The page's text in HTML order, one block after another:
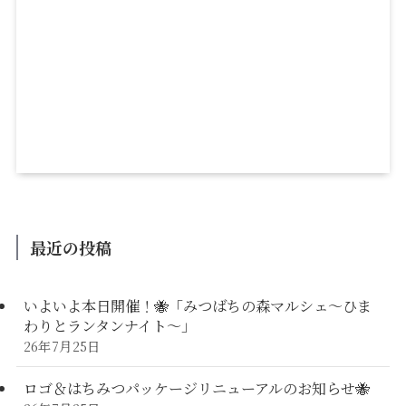
最近の投稿
いよいよ本日開催！🐝「みつばちの森マルシェ〜ひま
わりとランタンナイト〜」
26年7月25日
ロゴ＆はちみつパッケージリニューアルのお知らせ🐝